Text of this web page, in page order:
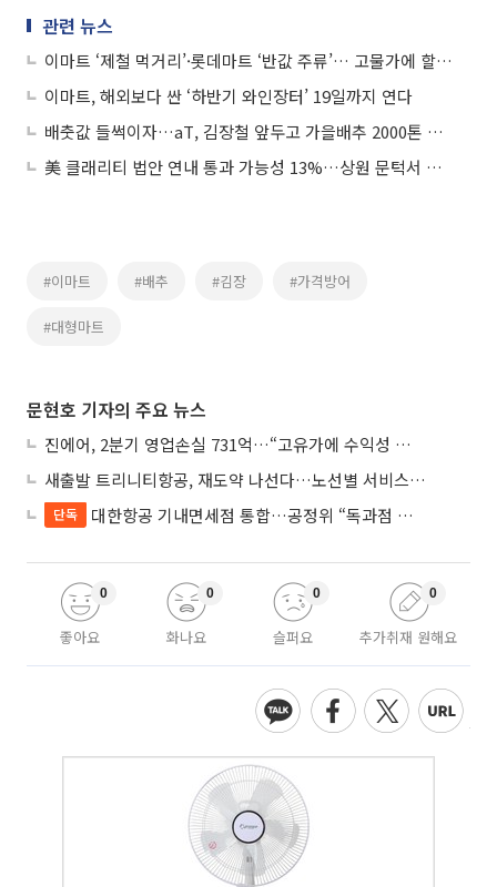
관련 뉴스
이마트 ‘제철 먹거리’·롯데마트 ‘반값 주류’… 고물가에 할인 경쟁 불붙었다
이마트, 해외보다 싼 ‘하반기 와인장터’ 19일까지 연다
배춧값 들썩이자…aT, 김장철 앞두고 가을배추 2000톤 긴급 수매
美 클래리티 법안 연내 통과 가능성 13%…상원 문턱서 제동
#이마트 #배추 #김장 #가격방어
#대형마트
문현호 기자의 주요 뉴스
진에어, 2분기 영업손실 731억…“고유가에 수익성 악화”
새출발 트리니티항공, 재도약 나선다…노선별 서비스 차별화
단독 대한항공 기내면세점 통합…공정위 “독과점 여부 따진다”
좋아요
0
화나요
0
슬퍼요
0
추가취재 원해요
0